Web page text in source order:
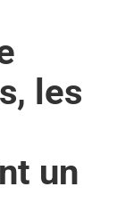
les
un